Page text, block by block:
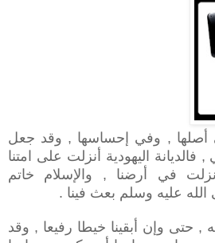
, وفي إحساسها , وقد جعل
, فالديانة اليهودية أنزلت على امتنا
أنزلت في أرضنا , والإسلام خاتم
عليه وسلم بعث فينا .
, حتى وإن أبقينا خيطا رفيعا , وقد